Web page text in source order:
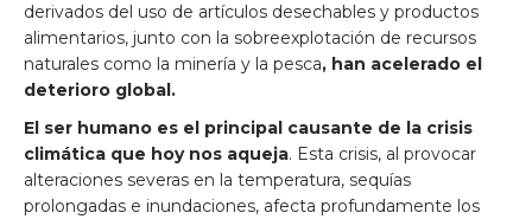
derivados del uso de artículos desechables y productos
alimentarios, junto con la sobreexplotación de recursos
naturales como la minería y la pesca, han acelerado el
deterioro global.
El ser humano es el principal causante de la crisis
climática que hoy nos aqueja. Esta crisis, al provocar
alteraciones severas en la temperatura, sequías
prolongadas e inundaciones, afecta profundamente los